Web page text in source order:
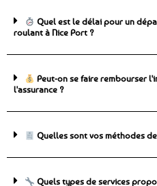
Quel est le délai pour un
roulant à Nice Port ?
Peut-on se faire rembourser
l'assurance ?
Quelles sont vos méthodes
Quels types de services